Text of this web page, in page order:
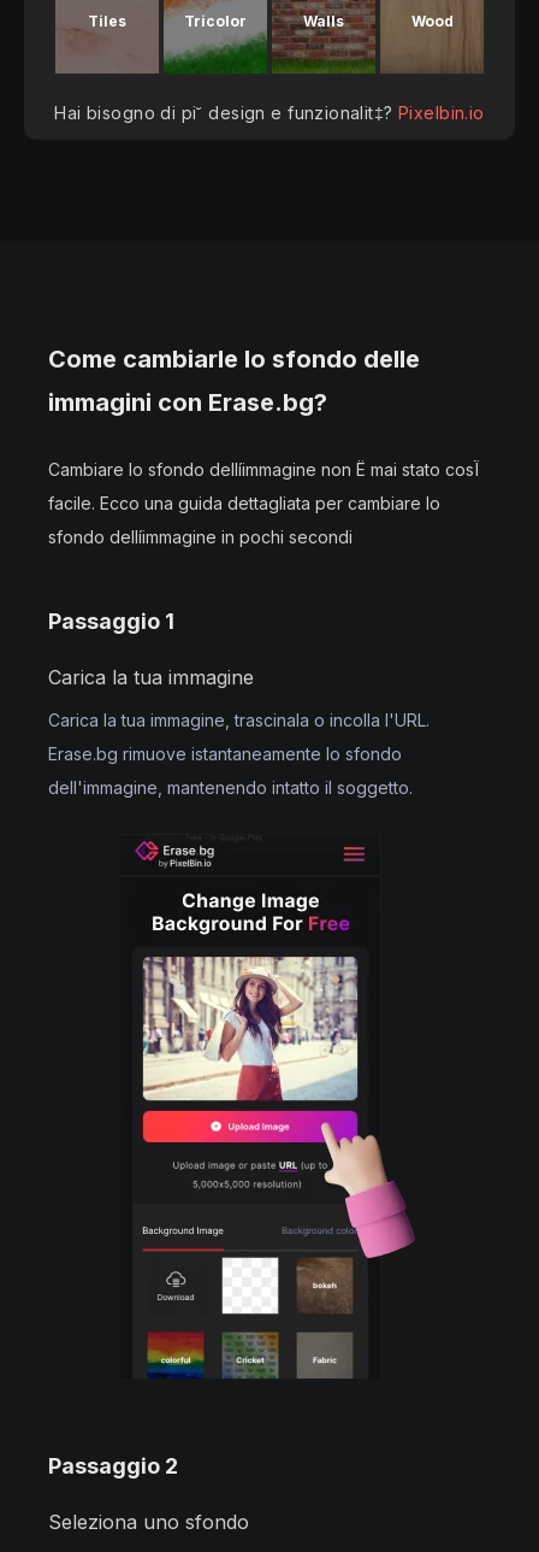
Tiles Tricolor Walls Wood
Hai bisogno di pi˘ design e funzionalit‡? Pixelbin.io
Come cambiarle lo sfondo delle
immagini con Erase.bg?
Cambiare lo sfondo dellíimmagine non Ë mai stato cosÏ
facile. Ecco una guida dettagliata per cambiare lo
sfondo dellíimmagine in pochi secondi
Passaggio 1
Carica la tua immagine
Carica la tua immagine, trascinala o incolla l'URL.
Erase.bg rimuove istantaneamente lo sfondo
dell'immagine, mantenendo intatto il soggetto.
Passaggio 2
Seleziona uno sfondo